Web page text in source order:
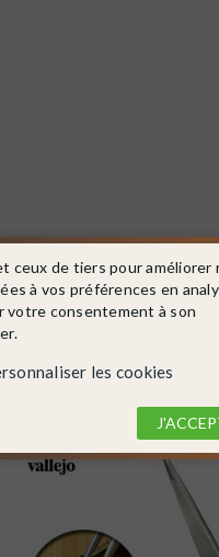
ceux de tiers pour améliorer
à vos préférences en
votre consentement à son
les cookies